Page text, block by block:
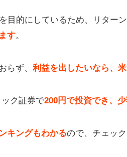
目的にしているため、リター
す。
らず、 利益を出したいなら、
ク証券で200円で投資でき、
キングもわかるので、チェッ